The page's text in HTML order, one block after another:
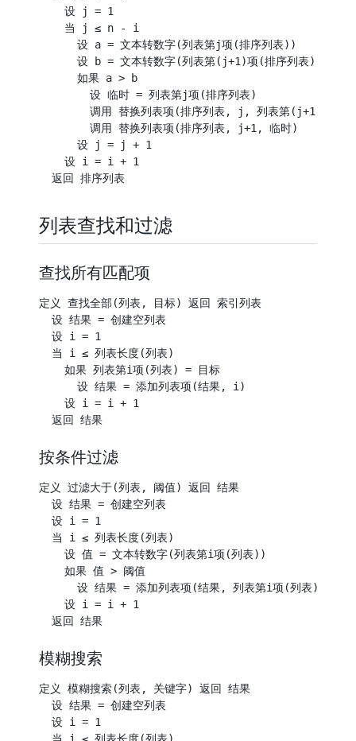
    设 j = 1
    当 j ≤ n - i
      设 a = 文本转数字(列表第j项(排序列表))
      设 b = 文本转数字(列表第(j+1)项(排序列表))
      如果 a > b
        设 临时 = 列表第j项(排序列表)
调用 替换列表项(排序列表, j, 列表第(j+1)项(排
        调用 替换列表项(排序列表, j+1, 临时)
      设 j = j + 1
    设 i = i + 1
列表查找和过滤
查找所有匹配项
定义 查找全部(列表, 目标) 返回 索引列表
  设 结果 = 创建空列表
  设 i = 1
  当 i ≤ 列表长度(列表)
    如果 列表第i项(列表) = 目标
      设 结果 = 添加列表项(结果, i)
    设 i = i + 1
  返回 结果
按条件过滤
定义 过滤大于(列表, 阈值) 返回 结果
  设 结果 = 创建空列表
  设 i = 1
  当 i ≤ 列表长度(列表)
    设 值 = 文本转数字(列表第i项(列表))
    如果 值 > 阈值
      设 结果 = 添加列表项(结果, 列表第i项(列表))
    设 i = i + 1
  返回 结果
模糊搜索
定义 模糊搜索(列表, 关键字) 返回 结果
  设 结果 = 创建空列表
  设 i = 1
  当 i ≤ 列表长度(列表)